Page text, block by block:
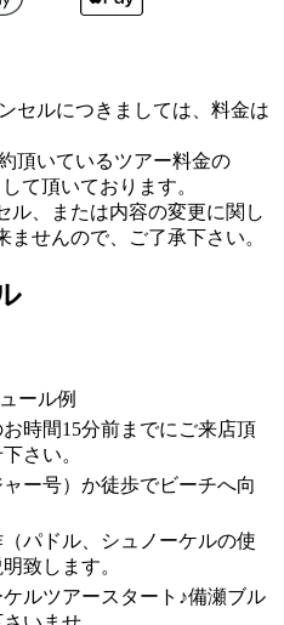
セルにつきましては、料金は
頂いているツアー料金の
て頂いております。
ル、または内容の変更に関し
ませんので、ご了承下さい。
ール例
時間15分前までにご来店頂
さい。
ー号）か徒歩でビーチへ向
パドル、シュノーケルの使
致します。
ルツアースタート♪備瀬ブル